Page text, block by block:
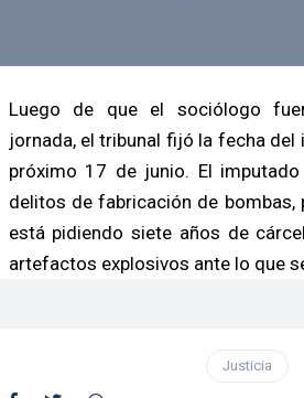
Luego de que el sociólogo
jornada, el tribunal fijó la fecha del
próximo 17 de junio. El
delitos de fabricación de bombas,
está pidiendo siete años de
artefactos explosivos ante lo que
Justicia